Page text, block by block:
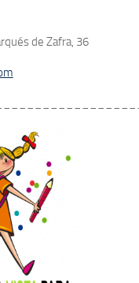
de Zafra, 36